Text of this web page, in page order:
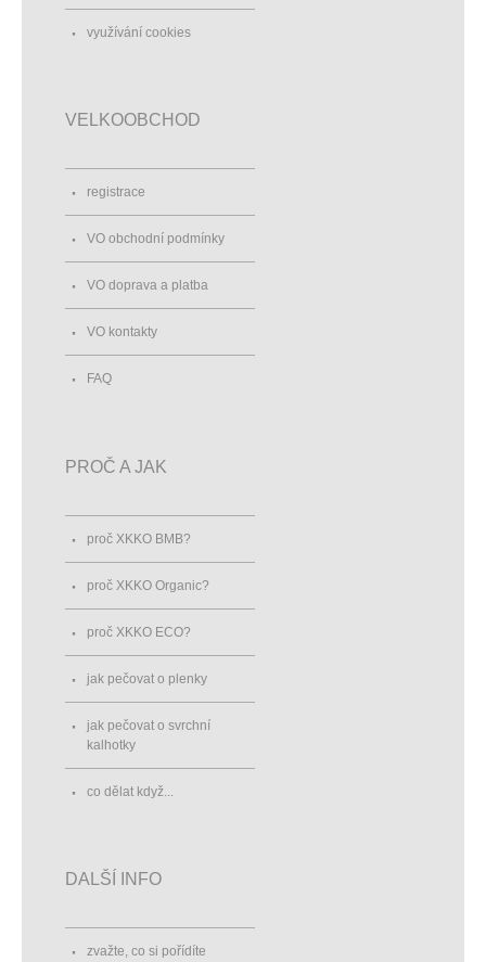
využívání cookies
VELKOOBCHOD
registrace
VO obchodní podmínky
VO doprava a platba
VO kontakty
FAQ
PROČ A JAK
proč XKKO BMB?
proč XKKO Organic?
proč XKKO ECO?
jak pečovat o plenky
jak pečovat o svrchní
kalhotky
co dělat když...
DALŠÍ INFO
zvažte, co si pořídíte